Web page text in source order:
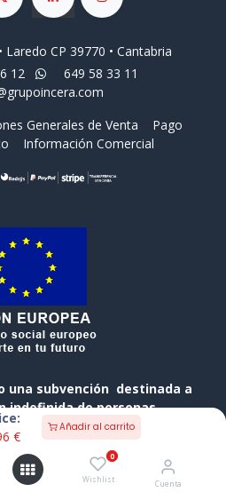
€
Añadir al carrito
0
Wishlist Cuenta
Laredo CP 39770 • Cantabria
12
649 58 33 11
Generales de Venta
Pago
Información Comercial
una subvención destinada a
de personas
al 50 % por el Gobierno de
Europeo a través del
Cantabria 2014-2020